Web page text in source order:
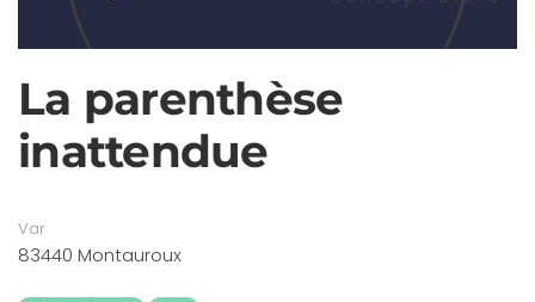
La parenthèse
inattendue
Var
83440 Montauroux